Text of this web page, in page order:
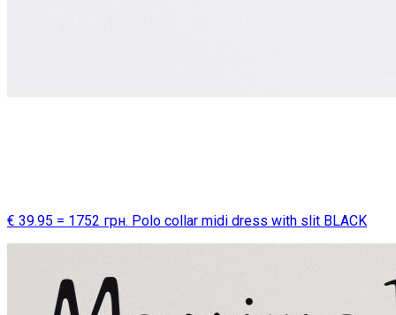
€ 39.95 = 1752 грн. Polo collar midi dress with slit BLACK